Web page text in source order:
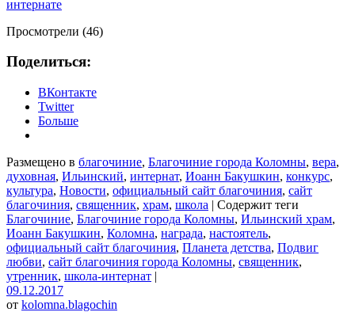
Просмотрели (46)
Поделиться:
ВКонтакте
Twitter
Больше
Размещено в благочиние, Благочиние города Коломны, вера,
духовная, Ильинский, интернат, Иоанн Бакушкин, конкурс,
культура, Новости, официальный сайт благочиния, сайт
благочиния, священник, храм, школа | Содержит теги
Благочиние, Благочиние города Коломны, Ильинский храм,
Иоанн Бакушкин, Коломна, награда, настоятель,
официальный сайт благочиния, Планета детства, Подвиг
любви, сайт благочиния города Коломны, священник,
утренник, школа-интернат |
09.12.2017
от kolomna.blagochin